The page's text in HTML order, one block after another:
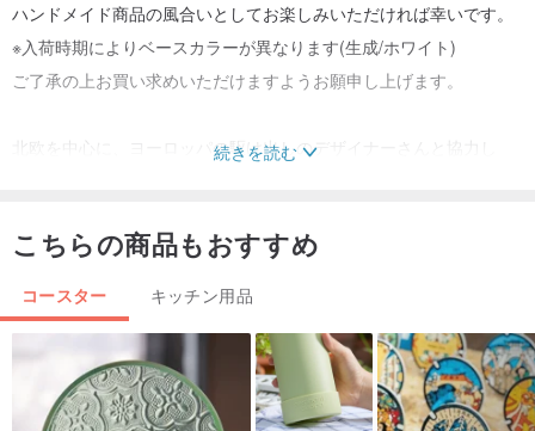
ハンドメイド商品の風合いとしてお楽しみいただければ幸いです。
※入荷時期によりベースカラーが異なります(生成/ホワイト)
ご了承の上お買い求めいただけますようお願申し上げます。
北欧を中心に、ヨーロッパの駆け出しのデザイナーさんと協力し
土日祝日以外は発送作業させていただきます。
当ギャラリーの商品、全品対象！３点以上同時にお買い上げいただ
いた場合、特製コットンエコバッグをプレゼントします！！
ランチョンマット テーブルクロス キッチン クロス 北欧 インテリア
続きを読む
こちらの商品もおすすめ
コースター キッチン用品